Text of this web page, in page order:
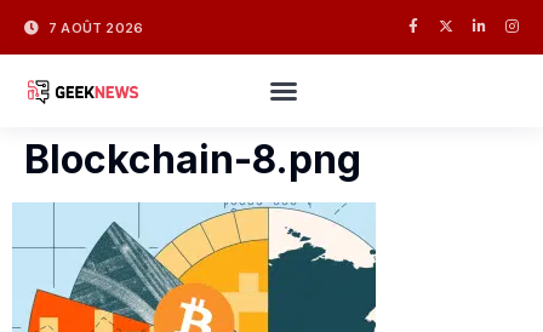
7 AOÛT 2026
Blockchain-8.png